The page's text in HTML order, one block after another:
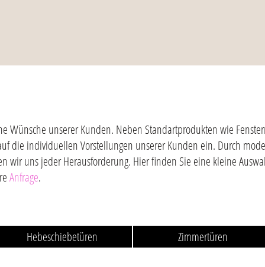
Wünsche unserer Kunden. Neben Standartprodukten wie
die individuellen Vorstellungen unserer Kunden ein. Durch
wir uns jeder Herausforderung. Hier finden Sie eine kleine
Anfrage.
Hebeschiebetüren Zimmertüren